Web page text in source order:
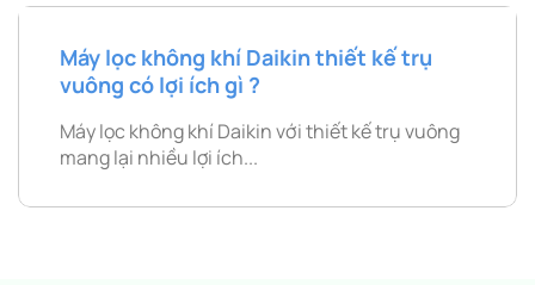
Máy lọc không khí Daikin thiết kế trụ
vuông có lợi ích gì ?
Máy lọc không khí Daikin với thiết kế trụ vuông
mang lại nhiều lợi ích...